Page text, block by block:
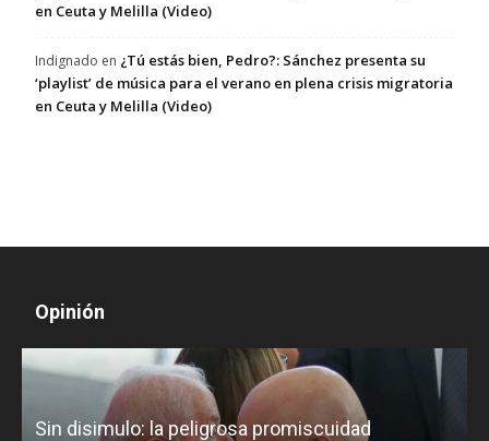
en Ceuta y Melilla (Video)
Indignado en ¿Tú estás bien, Pedro?: Sánchez presenta su
‘playlist’ de música para el verano en plena crisis migratoria
en Ceuta y Melilla (Video)
Opinión
Sin disimulo: la peligrosa promiscuidad